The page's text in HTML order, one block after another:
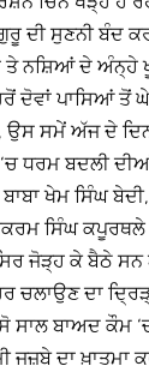
ਦੀ ਸੁਣਨੀ ਬੰਦ
ਨਸ਼ਿਆਂ ਦੇ ਅੰਨ੍ਹੇ
ਦੋਵਾਂ ਪਾਸਿਆਂ ਤੋਂ
ਉਸ ਸਮੇਂ ਅੱਜ ਦੇ
ਧਰਮ ਬਦਲੀ
ਖੇਮ ਸਿੰਘ
ਸਿੰਘ ਕਪੂਰਥਲੇ
ਜੋੜ੍ਹ ਕੇ ਬੈਠੇ ਸਨ
ਚਲਾਉਣ ਦਾ
ਬਾਅਦ ਕੌਮ
ਜਜ਼ਬੇ ਦਾ